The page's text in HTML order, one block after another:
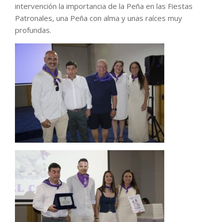
intervención la importancia de la Peña en las Fiestas
Patronales, una Peña con alma y unas raíces muy
profundas.